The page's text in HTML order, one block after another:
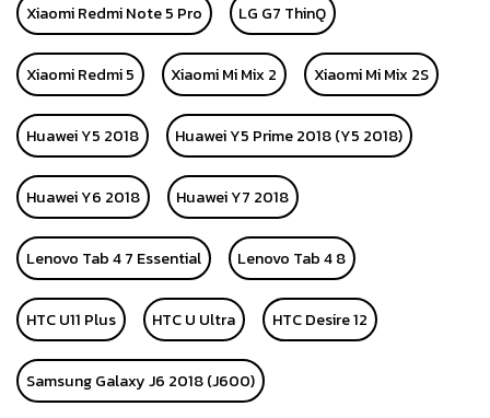
Xiaomi Redmi Note 5 Pro LG G7 ThinQ
Xiaomi Redmi 5 Xiaomi Mi Mix 2 Xiaomi Mi Mix 2S
Huawei Y5 2018 Huawei Y5 Prime 2018 (Y5 2018)
Huawei Y6 2018 Huawei Y7 2018
Lenovo Tab 4 7 Essential Lenovo Tab 4 8
HTC U11 Plus HTC U Ultra HTC Desire 12
Samsung Galaxy J6 2018 (J600)